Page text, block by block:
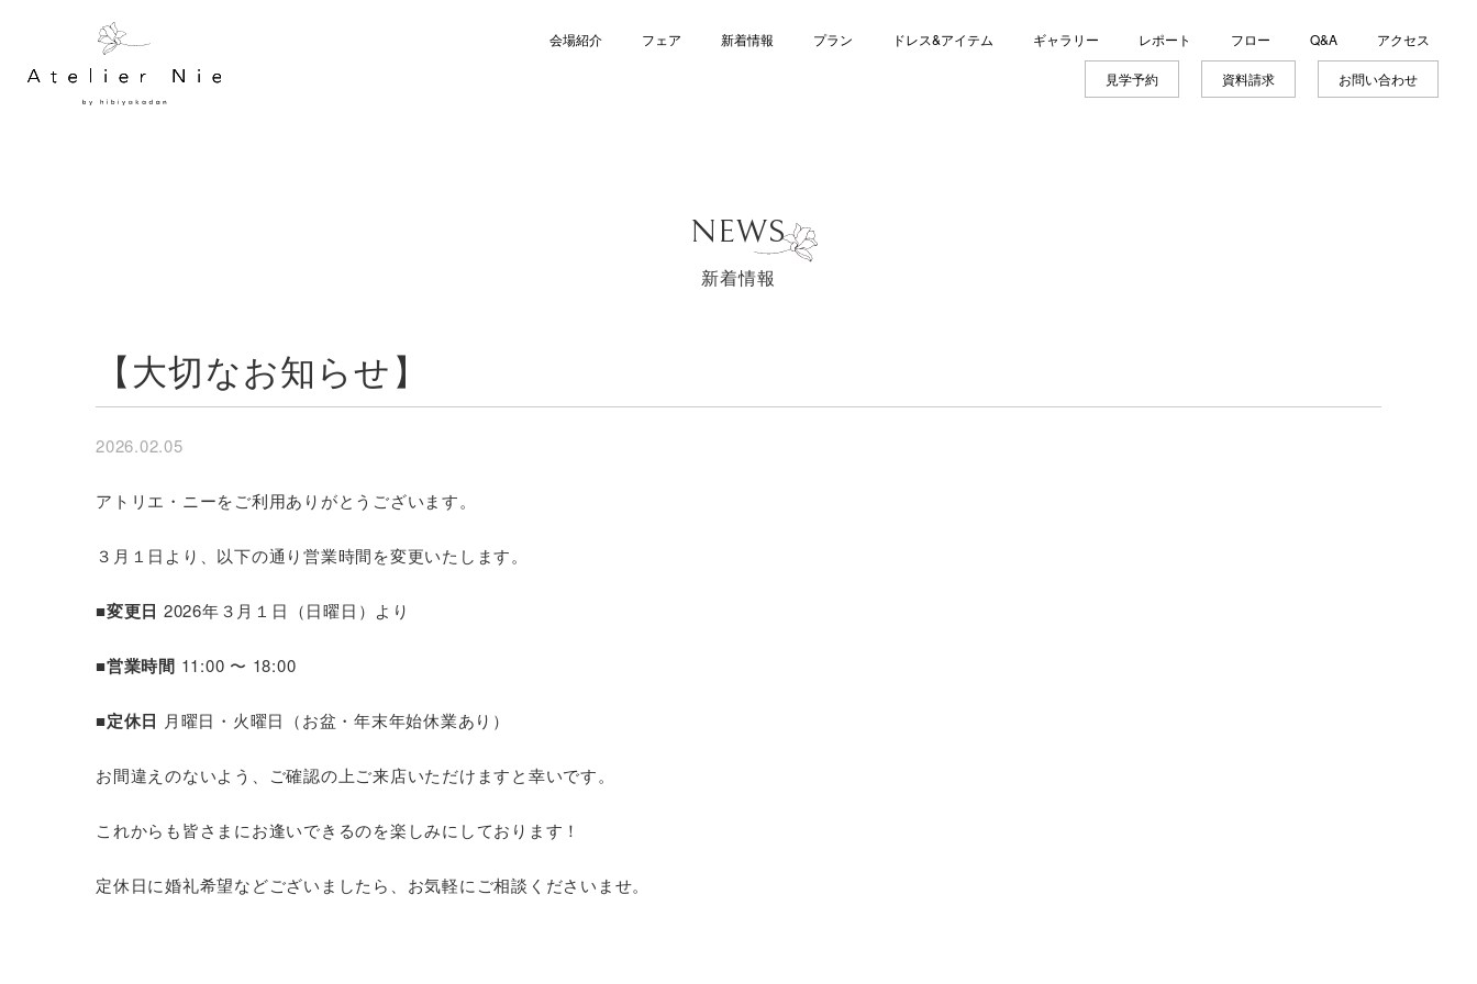
会場紹介 フェア 新着情報 プラン ドレス&アイテム ギャラリー レポート フロー Q&A アクセス
見学予約 資料請求 お問い合わせ
NEWS
新着情報
【大切なお知らせ】
2026.02.05
アトリエ・ニーをご利用ありがとうございます。
３月１日より、以下の通り営業時間を変更いたします。
■変更日 2026年３月１日（日曜日）より
■営業時間 11:00 〜 18:00
■定休日 月曜日・火曜日（お盆・年末年始休業あり）
お間違えのないよう、ご確認の上ご来店いただけますと幸いです。
これからも皆さまにお逢いできるのを楽しみにしております！
定休日に婚礼希望などございましたら、お気軽にご相談くださいませ。